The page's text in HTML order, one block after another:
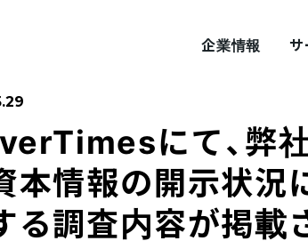
企業情報
会社概要
Statement Values
サステナビリティ
情報
中途採用 プロダ
にて、弊
本情報の開示状況
る調査内容が掲載